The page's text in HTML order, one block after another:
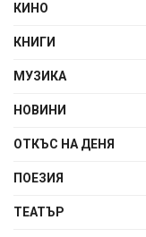
КИНО
КНИГИ
МУЗИКА
НОВИНИ
ОТКЪС НА ДЕНЯ
ПОЕЗИЯ
ТЕАТЪР